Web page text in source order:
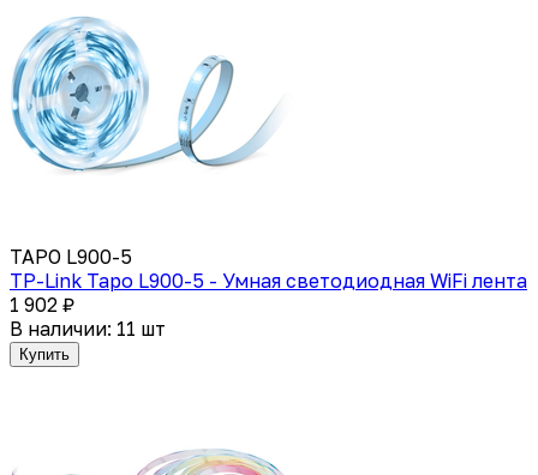
TAPO L900-5
TP-Link Tapo L900-5 - Умная светодиодная WiFi лента
1 902 ₽
В наличии: 11 шт
Купить